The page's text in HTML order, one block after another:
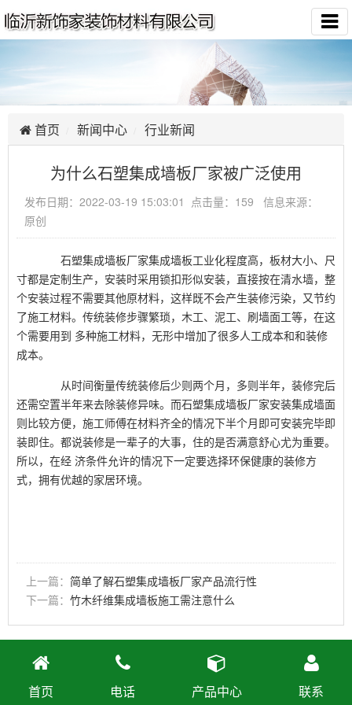
首页 新闻中心 行业新闻
为什么石塑集成墙板厂家被广泛使用
发布日期：2022-03-19 15:03:01 点击量：159 信息来源：
原创
石塑集成墙板厂家集成墙板工业化程度高，板材大小、尺
寸都是定制生产，安装时采用锁扣形似安装，直接按在清水墙，整
个安装过程不需要其他原材料，这样既不会产生装修污染，又节约
了施工材料。传统装修步骤繁琐，木工、泥工、刷墙面工等，在这
个需要用到 多种施工材料，无形中增加了很多人工成本和和装修
成本。
从时间衡量传统装修后少则两个月，多则半年，装修完后
还需空置半年来去除装修异味。而石塑集成墙板厂家安装集成墙面
则比较方便，施工师傅在材料齐全的情况下半个月即可安装完毕即
装即住。都说装修是一辈子的大事，住的是否满意舒心尤为重要。
所以，在经 济条件允许的情况下一定要选择环保健康的装修方
式，拥有优越的家居环境。
上一篇： 简单了解石塑集成墙板厂家产品流行性
下一篇： 竹木纤维集成墙板施工需注意什么
首页 电话 产品中心 联系